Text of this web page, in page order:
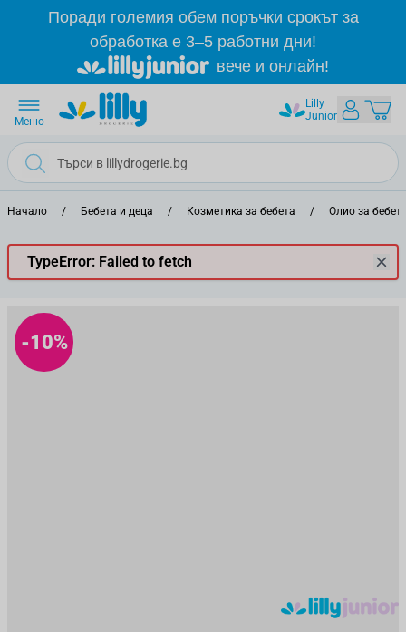
Прескачане към съдържанието
Поради големия обем поръчки срокът за
обработка е 3–5 работни дни!
вече и онлайн!
Lilly
Junior
Меню
Начало / Бебета и деца / Козметика за бебета / Олио за
TypeError: Failed to fetch
-10%